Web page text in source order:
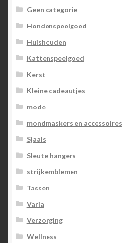
Geen categorie
Hondenspeelgoed
Huishouden
Kattenspeelgoed
Kerst
Kleine cadeautjes
mode
mondmaskers en accessoires
Sjaals
Sleutelhangers
strijkemblemen
Tassen
Varia
Verzorging
Wellness